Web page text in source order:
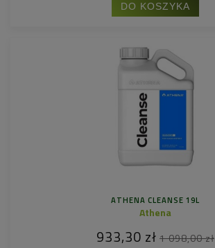
DO KOSZYKA
ATHENA CLEANSE 19L
Athena
933,30 zł 1 098,00 zł